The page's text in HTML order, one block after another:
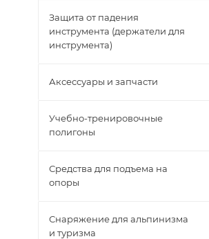
Защита от падения
инструмента (держатели для
инструмента)
Аксессуары и запчасти
Учебно-тренировочные
полигоны
Средства для подъема на
опоры
Снаряжение для альпинизма
и туризма